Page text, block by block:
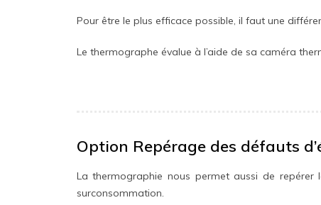
Pour être le plus efficace possible, il faut une
Le thermographe évalue à l’aide de sa caméra
Option Repérage des défauts
La thermographie nous permet aussi de repérer
surconsommation.